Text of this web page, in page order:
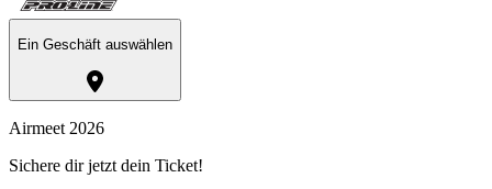
Ein Geschäft auswählen
Airmeet 2026
Sichere dir jetzt dein Ticket!